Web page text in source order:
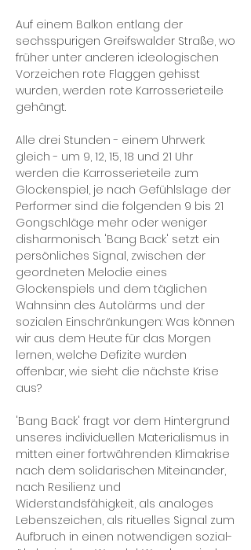
Auf einem Balkon entlang der
sechsspurigen Greifswalder Straße, wo
früher unter anderen ideologischen
Vorzeichen rote Flaggen gehisst
wurden, werden rote Karrosserieteile
gehängt.
Alle drei Stunden - einem Uhrwerk
gleich - um 9, 12, 15, 18 und 21 Uhr
werden die Karrosserieteile zum
Glockenspiel, je nach Gefühlslage der
Performer sind die folgenden 9 bis 21
Gongschläge mehr oder weniger
disharmonisch. 'Bang Back' setzt ein
persönliches Signal, zwischen der
geordneten Melodie eines
Glockenspiels und dem täglichen
Wahnsinn des Autolärms und der
sozialen Einschränkungen: Was können
wir aus dem Heute für das Morgen
lernen, welche Defizite wurden
offenbar, wie sieht die nächste Krise
aus?
'Bang Back' fragt vor dem Hintergrund
unseres individuellen Materialismus in
mitten einer fortwährenden Klimakrise
nach dem solidarischen Miteinander,
nach Resilienz und
Widerstandsfähigkeit, als analoges
Lebenszeichen, als rituelles Signal zum
Aufbruch in einen notwendigen sozial-